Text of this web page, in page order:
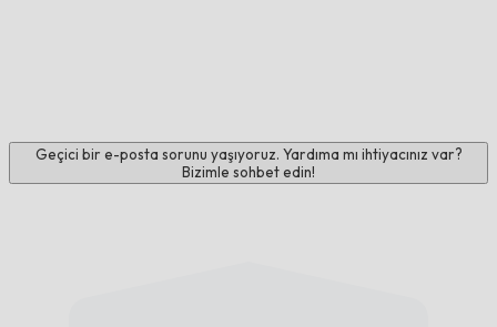
Geçici bir e-posta sorunu yaşıyoruz. Yardıma mı ihtiyacınız var?
Bizimle sohbet edin!